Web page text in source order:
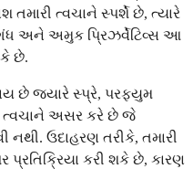
તમારી ત્વચાને સ્પર્શે છે, ત્યારે
અને અમુક પ્રિઝર્વેટિવ્સ આ
છે.
છે જ્યારે સ્પ્રે, પરફ્યુમ
ત્વચાને અસર કરે છે જે
નથી. ઉદાહરણ તરીકે, તમારી
કરી શકે છે, કારણ